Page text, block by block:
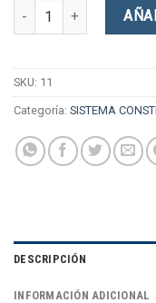
Estuco Panel Masilla
SKU: 11
Categoría: SISTEMA
DESCRIPCIÓN
INFORMACIÓN ADICIONAL